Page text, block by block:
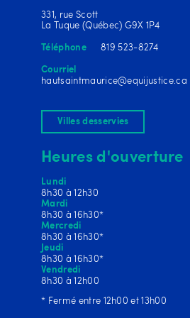
331, rue Scott
La Tuque (Québec) G9X 1P4
Téléphone 819 523-8274
Courriel
hautsaintmaurice@equijustice.ca
Villes desservies
Heures d'ouverture
Lundi
8h30 à 12h30
Mardi
8h30 à 16h30*
Mercredi
8h30 à 16h30*
Jeudi
8h30 à 16h30*
Vendredi
8h30 à 12h00
* Fermé entre 12h00 et 13h00